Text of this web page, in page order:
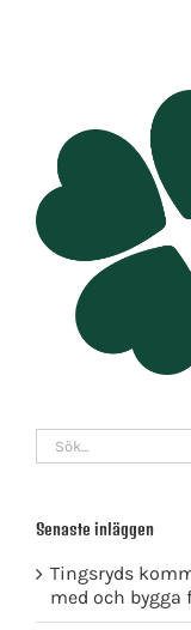
Sök
efter:
Senaste inläggen
Tingsryds
med och bygga